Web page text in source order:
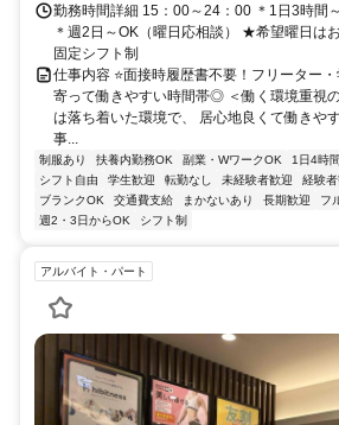
勤務時間詳細 15：00～24：00 ＊1日3時間
＊週2日～OK（曜日応相談） ★希望曜日は
固定シフト制
仕事内容 ⭐面接時履歴書不要！フリーター
寄って働きやすい時間帯◎ ＜働く環境重視
は落ち着いた環境で、 居心地良くて働きや
事...
制服あり 扶養内勤務OK 副業・WワークOK 1日4時
シフト自由
学生歓迎 転勤なし 未経験者歓迎 経験
ブランクOK
交通費支給 まかないあり 長期歓迎 フ
週2・3日からOK
シフト制
アルバイト・パート